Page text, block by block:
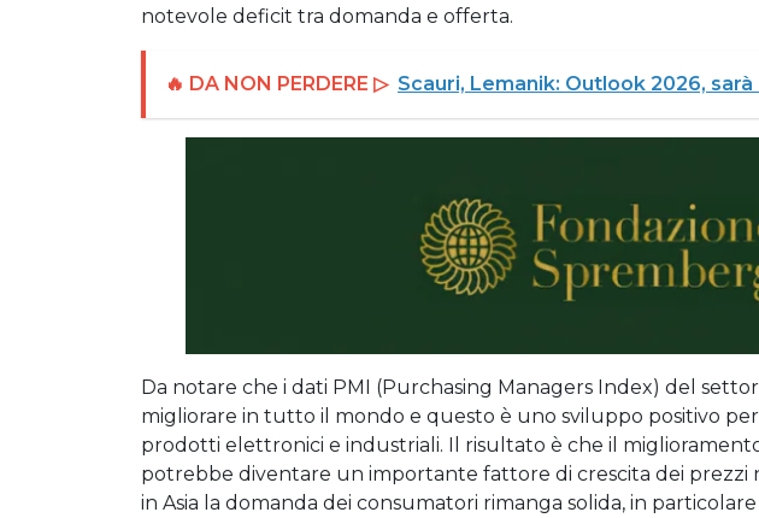
notevole deficit tra domanda e offerta.
🔥 DA NON PERDERE ▷ Scauri, Lemanik: Outlook 2026,
Da notare che i dati PMI (Purchasing Managers Index) del
migliorare in tutto il mondo e questo è uno sviluppo positivo
prodotti elettronici e industriali. Il risultato è che il
potrebbe diventare un importante fattore di crescita dei prezzi
in Asia la domanda dei consumatori rimanga solida, in